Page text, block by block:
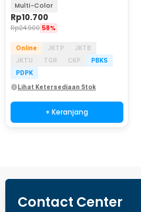
Multi-Color
Rp10.700
Rp24.900 58%
Online JKTP
JKTB
JKTU
TGR CKP
PBKS
PDPK
Lihat Ketersediaan Stok
+ Keranjang
Contact Center